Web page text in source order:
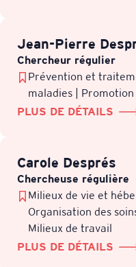
Jean-Pierre
Chercheur régulier
Prévention et
maladies |
PLUS DE DÉTAILS
Carole Després
Chercheuse régulière
Milieux de vie et
Organisation des
Milieux de travail
PLUS DE DÉTAILS